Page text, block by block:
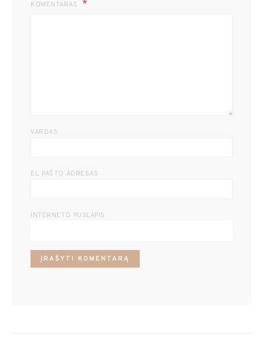
KOMENTARAS
VARDAS
EL. PAŠTO ADRESAS
INTERNETO PUSLAPIS